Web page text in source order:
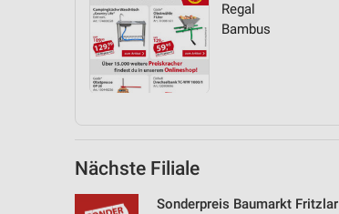
Regal
Bambus
Nächste Filiale
Sonderpreis Baumarkt Fritzlar